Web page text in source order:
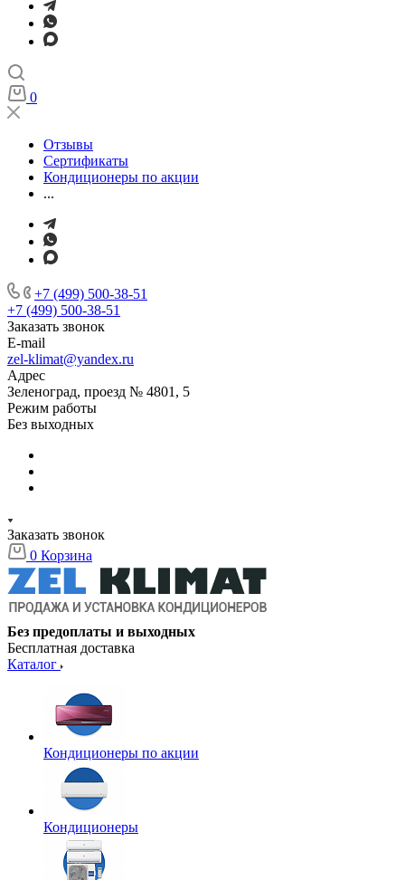
0
Отзывы
Сертификаты
Кондиционеры по акции
...
+7 (499) 500-38-51
+7 (499) 500-38-51
Заказать звонок
E-mail
zel-klimat@yandex.ru
Адрес
Зеленоград, проезд № 4801, 5
Режим работы
Без выходных
Заказать звонок
0 Корзина
Без предоплаты и выходных
Бесплатная доставка
Каталог
Кондиционеры по акции
Кондиционеры